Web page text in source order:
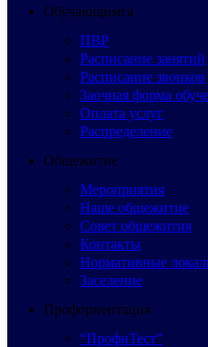
Обучающимся
ПВР
Расписание занятий
Расписание звонков
Заочная форма
Оплата услуг
Распределение
Общежитие
Мероприятия
Наше общежитие
Совет общежития
Контакты
Нормативные
Заселение
Профориентация
“ПрофиТест”